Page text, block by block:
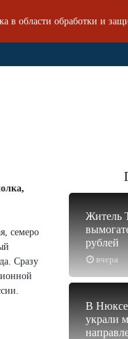
в области обработки и
семеро
Сразу
вчера
Житель
рублей
В
украли